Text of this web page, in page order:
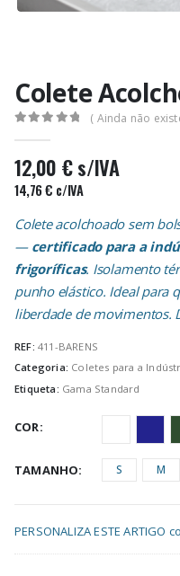
Colete
( Ainda não
12,00 €s/IVA
14,76€ c/IVA
Colete acolchoado sem
— certificado para a
frigoríficas. Isolamento
punho elástico. Ideal para
liberdade de movimentos.
REF: 411-BARENS
Categoria: Coletes para a
Etiqueta: Gama Standard
COR
TAMANHO S M
PERSONALIZA ESTE